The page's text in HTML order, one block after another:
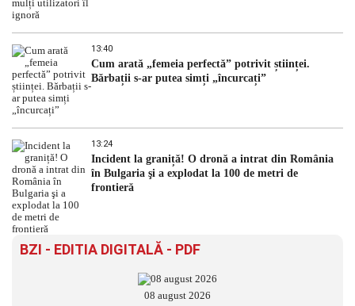
13:40
Cum arată „femeia perfectă” potrivit științei.
Bărbații s-ar putea simți „încurcați”
13:24
Incident la graniță! O dronă a intrat din România
în Bulgaria şi a explodat la 100 de metri de
frontieră
BZI - EDITIA DIGITALĂ - PDF
08 august 2026